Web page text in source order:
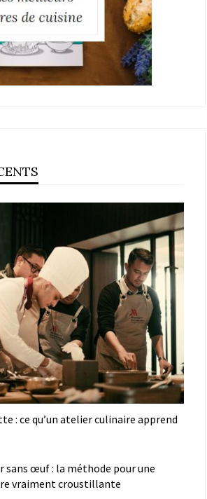
: ce qu’un atelier culinaire apprend
sans œuf : la méthode pour une
vraiment croustillante